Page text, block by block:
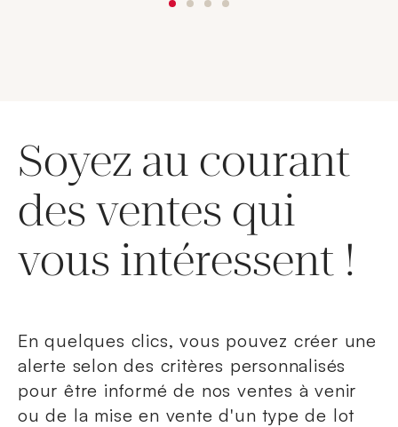
Soyez au courant
des ventes qui
vous intéressent !
En quelques clics, vous pouvez créer une
alerte selon des critères personnalisés
pour être informé de nos ventes à venir
ou de la mise en vente d'un type de lot